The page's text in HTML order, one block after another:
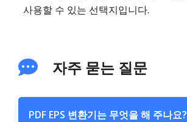
사용할 수 있는 선택지입니다.
자주 묻는 질문
PDF EPS 변환기는 무엇을 해 주나요?